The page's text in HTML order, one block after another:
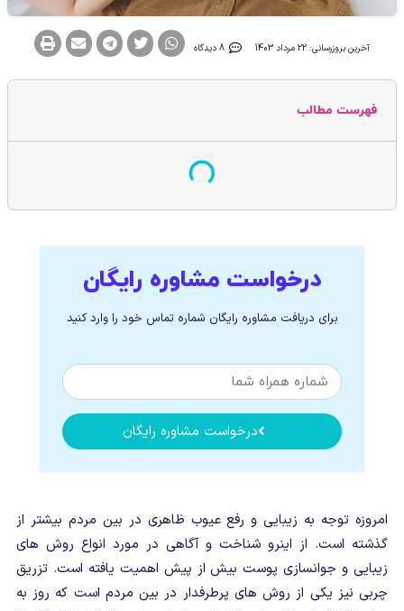
آخرین بروزرسانی: 22 مرداد 1403 8 دیدگاه
فهرست مطالب
درخواست مشاوره رایگان
برای دریافت مشاوره رایگان شماره تماس خود را وارد کنید
درخواست مشاوره رایگان
امروزه توجه به زیبایی و رفع عیوب ظاهری در بین مردم بیشتر از
گذشته است. از اینرو شناخت و آگاهی در مورد انواع روش های
زیبایی و جوانسازی پوست بیش از پیش اهمیت یافته است. تزریق
چربی نیز یکی از روش های پرطرفدار در بین مردم است که روز به